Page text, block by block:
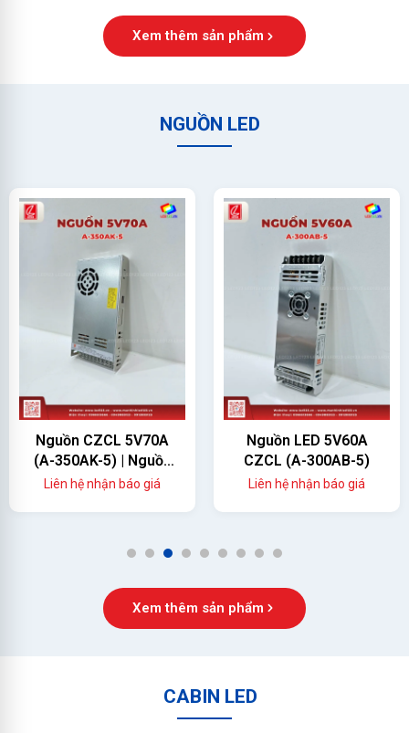
Xem thêm sản phẩm
NGUỒN LED
Nguồn CZCL 5V70A
(A-350AK-5) | Nguồn
Màn Hình LED 350W
Liên hệ nhận báo giá
Nguồn LED 5V60A
CZCL (A-300AB-5)
Liên hệ nhận báo giá
1 2 3 4 5 6 7 8 9
Xem thêm sản phẩm
CABIN LED